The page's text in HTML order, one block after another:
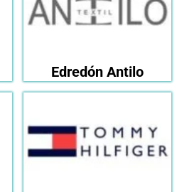
Edredón Antilo